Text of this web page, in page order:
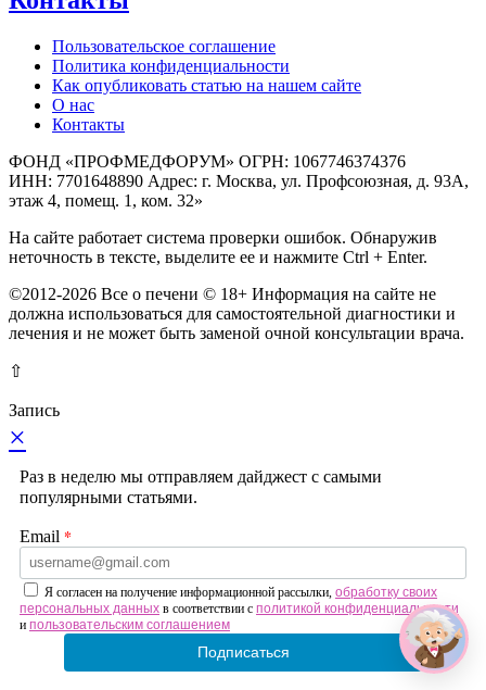
Пользовательское соглашение
Политика конфиденциальности
Как опубликовать статью на нашем сайте
О нас
Контакты
ФОНД «ПРОФМЕДФОРУМ» ОГРН: 1067746374376
ИНН: 7701648890 Адрес: г. Москва, ул. Профсоюзная, д. 93А,
этаж 4, помещ. 1, ком. 32»
На сайте работает система проверки ошибок. Обнаружив
неточность в тексте, выделите ее и нажмите Ctrl + Enter.
©2012-2026 Все о печени © 18+ Информация на сайте не
должна использоваться для самостоятельной диагностики и
лечения и не может быть заменой очной консультации врача.
⇧
Запись
×
Раз в неделю мы отправляем дайджест с самыми
популярными статьями.
Email *
Я согласен на получение информационной рассылки, обработку своих
персональных данных в соответствии с политикой конфиденциальности
и пользовательским соглашением
Подписаться